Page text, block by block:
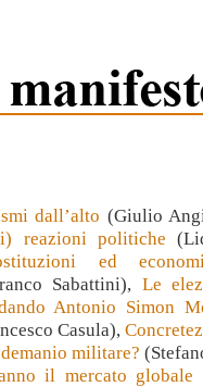
dall’alto (Giulio
reazioni politiche
ed
Sabattini), Le
Antonio Simon
Casula),
militare?
il mercato globale